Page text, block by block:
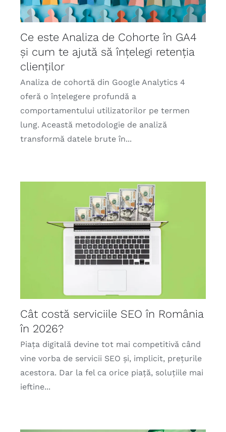
Ce este Analiza de Cohorte în GA4
și cum te ajută să înțelegi retenția
clienților
Analiza de cohortă din Google Analytics 4
oferă o înțelegere profundă a
comportamentului utilizatorilor pe termen
lung. Această metodologie de analiză
transformă datele brute în...
Cât costă serviciile SEO în România
în 2026?
Piața digitală devine tot mai competitivă când
vine vorba de servicii SEO și, implicit, prețurile
acestora. Dar la fel ca orice piață, soluțiile mai
ieftine...